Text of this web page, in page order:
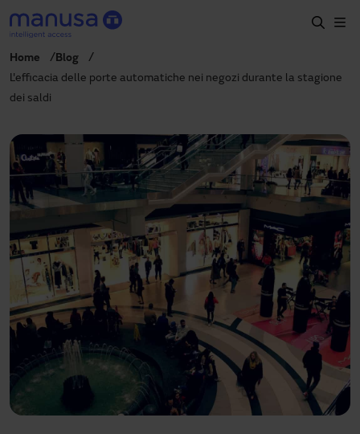
Salta al contenuto principale
Prodotti e settori
Servizi
Prescrizione
Progetti
Blog
Chi siamo
IT
+39 035 0403069
Hai bisogno di assistenza?
Download
Home
Blog
L'efficacia delle porte automatiche nei negozi durante la stagione
dei saldi